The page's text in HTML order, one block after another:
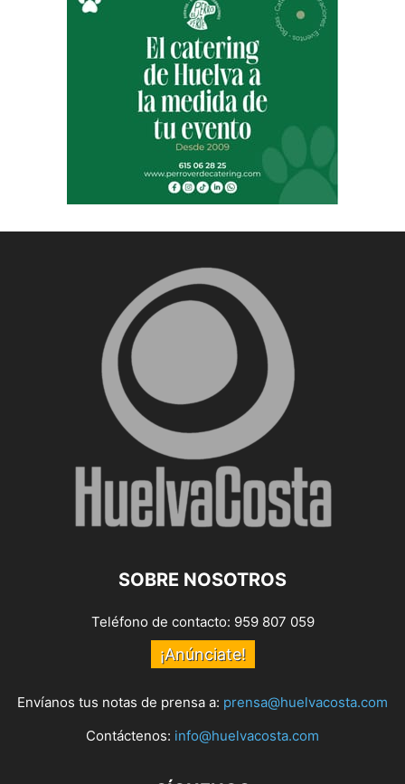
SOBRE NOSOTROS
Teléfono de contacto: 959 807 059
¡Anúnciate!
Envíanos tus notas de prensa a: prensa@huelvacosta.com
Contáctenos: info@huelvacosta.com